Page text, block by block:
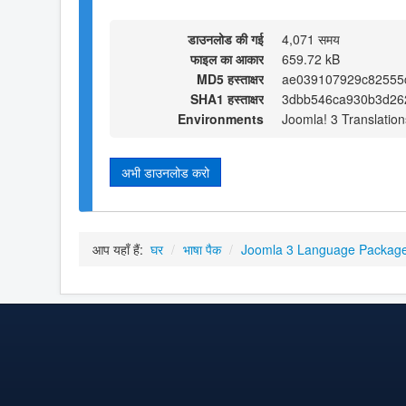
डाउनलोड की गई
4,071 समय
फाइल का आकार
659.72 kB
MD5 हस्ताक्षर
SHA1 हस्ताक्षर
Environments
Joomla! 3
अभी डाउनलोड करो
आप यहाँ हैं: घर / भाषा पैक / Joomla 3 Language